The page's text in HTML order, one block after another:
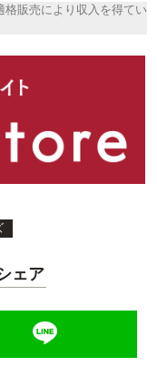
販売により収入を得てい
ェア